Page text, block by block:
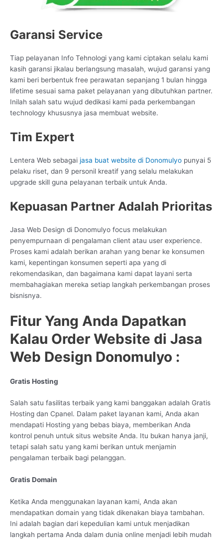
Garansi Service
Tiap pelayanan Info Tehnologi yang kami ciptakan selalu kami
kasih garansi jikalau berlangsung masalah, wujud garansi yang
kami beri berbentuk free perawatan sepanjang 1 bulan hingga
lifetime sesuai sama paket pelayanan yang dibutuhkan partner.
Inilah salah satu wujud dedikasi kami pada perkembangan
technology khususnya jasa membuat website.
Tim Expert
Lentera Web sebagai jasa buat website di Donomulyo punyai 5
pelaku riset, dan 9 personil kreatif yang selalu melakukan
upgrade skill guna pelayanan terbaik untuk Anda.
Kepuasan Partner Adalah Prioritas
Jasa Web Design di Donomulyo focus melakukan
penyempurnaan di pengalaman client atau user experience.
Proses kami adalah berikan arahan yang benar ke konsumen
kami, kepentingan konsumen seperti apa yang di
rekomendasikan, dan bagaimana kami dapat layani serta
membahagiakan mereka setiap langkah perkembangan proses
bisnisnya.
Fitur Yang Anda Dapatkan
Kalau Order Website di Jasa
Web Design Donomulyo :
Gratis Hosting
Salah satu fasilitas terbaik yang kami banggakan adalah Gratis
Hosting dan Cpanel. Dalam paket layanan kami, Anda akan
mendapati Hosting yang bebas biaya, memberikan Anda
kontrol penuh untuk situs website Anda. Itu bukan hanya janji,
tetapi salah satu yang kami berikan untuk menjamin
pengalaman terbaik bagi pelanggan.
Gratis Domain
Ketika Anda menggunakan layanan kami, Anda akan
mendapatkan domain yang tidak dikenakan biaya tambahan.
Ini adalah bagian dari kepedulian kami untuk menjadikan
langkah pertama Anda dalam dunia online menjadi lebih mudah